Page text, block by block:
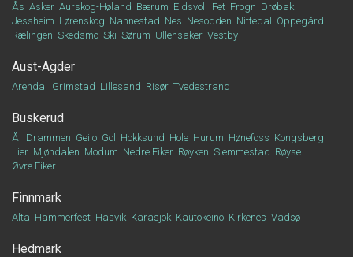
Ås Asker Aurskog-Høland Bærum Eidsvoll Fet Frogn Drøbak
Jessheim Lørenskog Nannestad Nes Nesodden Nittedal
Oppegård
Rælingen Skedsmo Ski Sørum Ullensaker Vestby
Aust-Agder
Arendal Grimstad Lillesand Risør Tvedestrand
Buskerud
Ål Drammen Geilo Gol Hokksund Hole Hurum Hønefoss Kongsberg
Lier Mjøndalen Modum Nedre Eiker Røyken Slemmestad Røyse
Øvre Eiker
Finnmark
Alta Hammerfest Hasvik Karasjok Kautokeino Kirkenes Vadsø
Hedmark